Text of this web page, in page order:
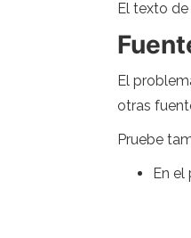
El texto
El
otras
Pruebe
En el